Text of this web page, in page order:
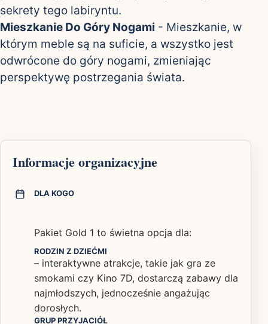
sekrety tego labiryntu.
Mieszkanie Do Góry Nogami - Mieszkanie, w
którym meble są na suficie, a wszystko jest
odwrócone do góry nogami, zmieniając
perspektywę postrzegania świata.
Informacje organizacyjne
DLA KOGO
Pakiet Gold 1 to świetna opcja dla:
RODZIN Z DZIEĆMI
– interaktywne atrakcje, takie jak gra ze
smokami czy Kino 7D, dostarczą zabawy dla
najmłodszych, jednocześnie angażując
dorosłych.
GRUP PRZYJACIÓŁ